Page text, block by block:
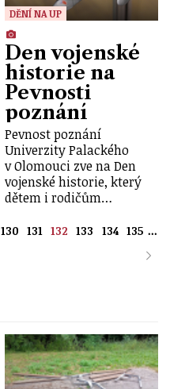
DĚNÍ NA UP
Den vojenské
historie na
Pevnosti
poznání
Pevnost poznání
Univerzity Palackého
v Olomouci zve na Den
vojenské historie, který
dětem i rodičům…
130 131 132 133 134 135 ...